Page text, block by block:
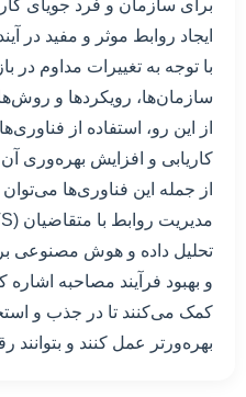
برای سازمان و فرد جویای
ایجاد روابط موثر و مفید در
با توجه به تغییرات مداوم در
سازمان‌ها، رویکردها و
از این رو، استفاده از
کاریابی و افزایش بهره‌وری
از جمله این فناوری‌ها
تحلیل داده و هوش مصنوعی
و بهبود فرآیند مصاحبه اشاره
کمک می‌کنند تا در جذب و
بهره‌ورتر عمل کنند و